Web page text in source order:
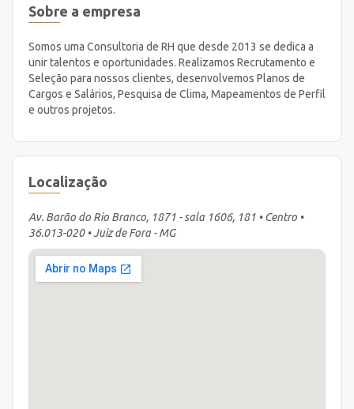
Sobre a empresa
Somos uma Consultoria de RH que desde 2013 se dedica a
unir talentos e oportunidades. Realizamos Recrutamento e
Seleção para nossos clientes, desenvolvemos Planos de
Cargos e Salários, Pesquisa de Clima, Mapeamentos de Perfil
e outros projetos.
Localização
Av. Barão do Rio Branco, 1871 - sala 1606, 181 • Centro •
36.013-020 • Juiz de Fora - MG